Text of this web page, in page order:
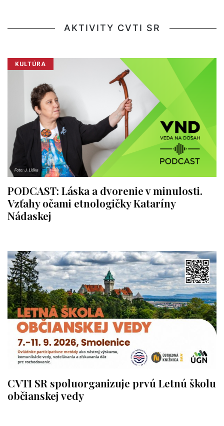
AKTIVITY CVTI SR
KULTÚRA
PODCAST: Láska a dvorenie v minulosti.
Vzťahy očami etnologičky Kataríny
Nádaskej
CVTI SR spoluorganizuje prvú Letnú školu
občianskej vedy